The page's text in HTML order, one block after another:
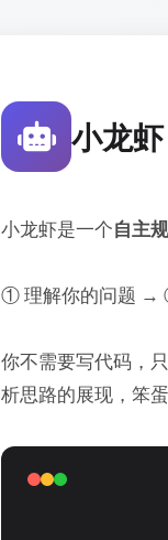
小龙
小龙虾是一个自主
① 理解你的问题 →
你不需要写代码，
析思路的展现，笨蛋